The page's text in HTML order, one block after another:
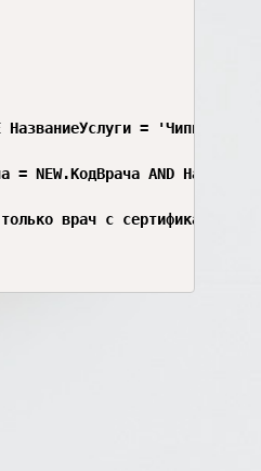
=
NEW.КодВрача AND
врач с сертификатом